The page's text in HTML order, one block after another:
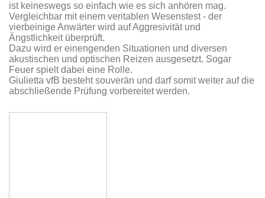
ist keineswegs so einfach wie es sich anhören mag.
Vergleichbar mit einem veritablen Wesenstest - der
vierbeinige Anwärter wird auf Aggresivität und
Ängstlichkeit überprüft.
Dazu wird er einengenden Situationen und diversen
akustischen und optischen Reizen ausgesetzt. Sogar
Feuer spielt dabei eine Rolle.
Giulietta vfB besteht souverän und darf somit weiter auf die
abschließende Prüfung vorbereitet werden.